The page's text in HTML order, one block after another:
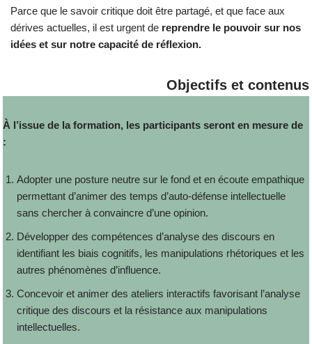
Parce que le savoir critique doit être partagé, et que face aux
dérives actuelles, il est urgent de reprendre le pouvoir sur nos
idées et sur notre capacité de réflexion.
Objectifs et contenus
À l’issue de la formation, les participants seront en mesure de
:
Adopter une posture neutre sur le fond et en écoute empathique
permettant d’animer des temps d’auto-défense intellectuelle
sans chercher à convaincre d’une opinion.
Développer des compétences d’analyse des discours en
identifiant les biais cognitifs, les manipulations rhétoriques et les
autres phénomènes d’influence.
Concevoir et animer des ateliers interactifs favorisant l’analyse
critique des discours et la résistance aux manipulations
intellectuelles.